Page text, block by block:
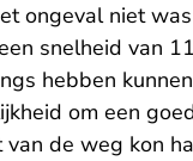
ongeval niet
snelheid van
hebben
om een
de weg kon